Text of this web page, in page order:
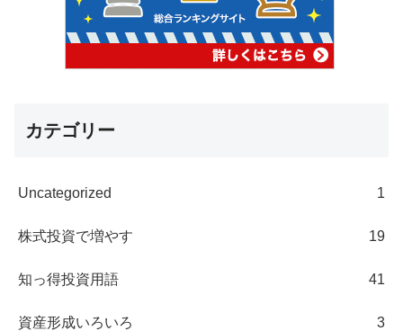
カテゴリー
Uncategorized 1
株式投資で増やす 19
知っ得投資用語 41
資産形成いろいろ 3